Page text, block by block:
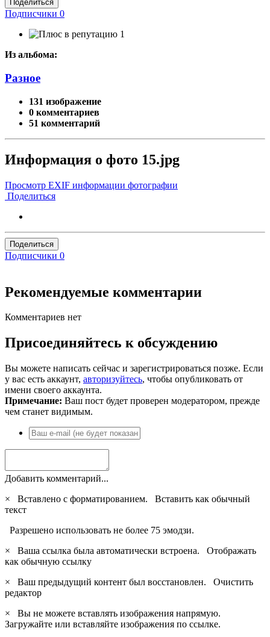
Поделиться
Подписчики 0
1
Из альбома:
Разное
131 изображение
0 комментариев
51 комментарий
Информация о фото 15.jpg
Просмотр EXIF информации фотографии
Поделиться
Поделиться
Подписчики 0
Рекомендуемые комментарии
Комментариев нет
Присоединяйтесь к обсуждению
Вы можете написать сейчас и зарегистрироваться позже. Если
у вас есть аккаунт, авторизуйтесь, чтобы опубликовать от
имени своего аккаунта.
Примечание: Ваш пост будет проверен модератором, прежде
чем станет видимым.
Добавить комментарий...
×
Вставлено с форматированием. Вставить как обычный
текст
Разрешено использовать не более 75 эмодзи.
×
Ваша ссылка была автоматически встроена. Отображать
как обычную ссылку
×
Ваш предыдущий контент был восстановлен. Очистить
редактор
×
Вы не можете вставлять изображения напрямую.
Загружайте или вставляйте изображения по ссылке.